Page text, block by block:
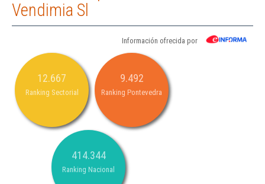
Vendimia Sl
Información ofrecida por
12.667
Ranking Sectorial
9.492
Ranking Pontevedra
414.344
Ranking Nacional